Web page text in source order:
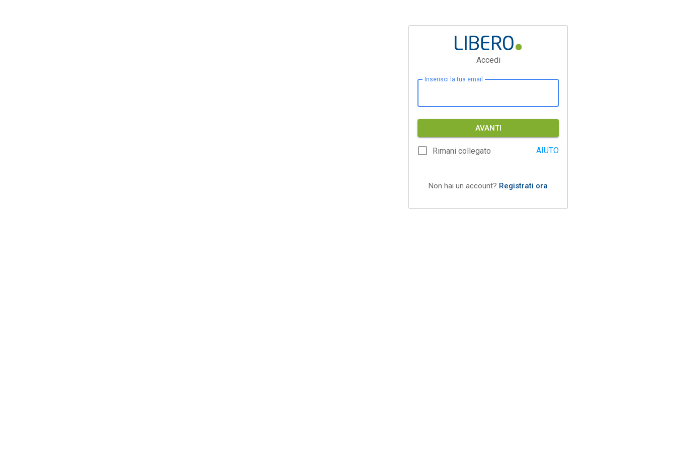
Accedi
Inserisci la tua email
AVANTI
Rimani collegato AIUTO
Non hai un account? Registrati ora